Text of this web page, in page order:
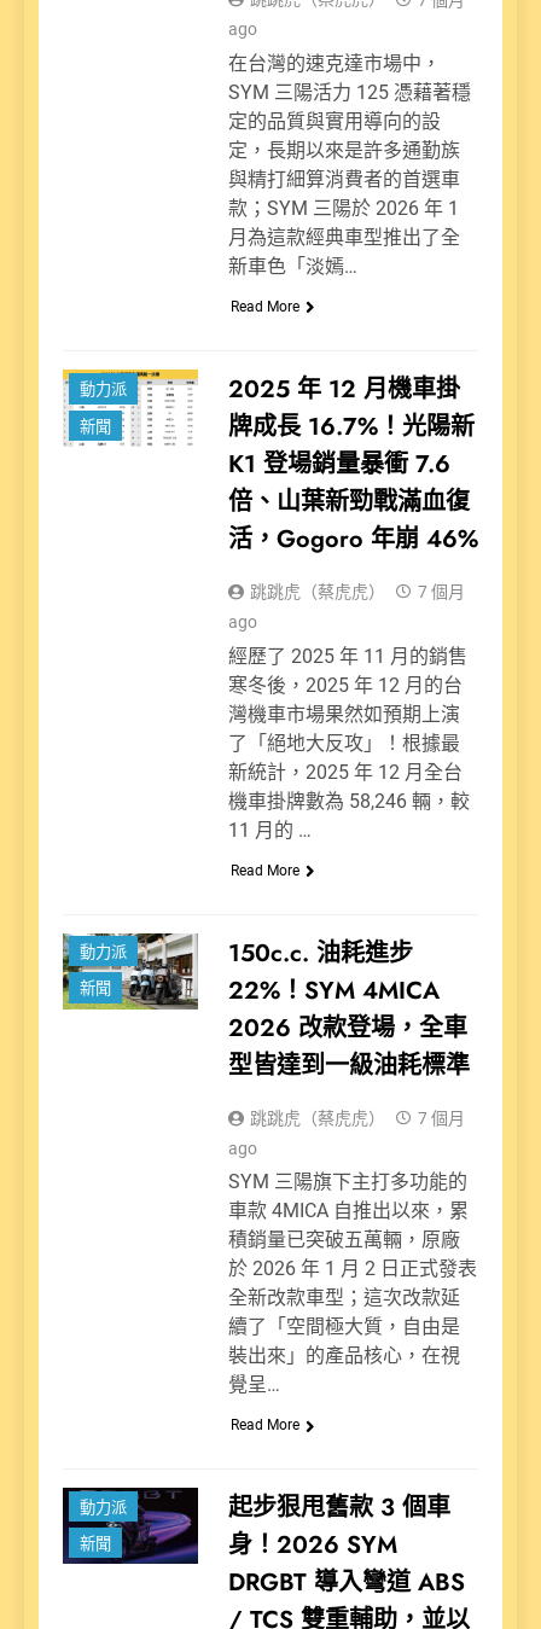
ago
在台灣的速克達市場中，
SYM 三陽活力 125 憑藉著穩
定的品質與實用導向的設
定，長期以來是許多通勤族
與精打細算消費者的首選車
款；SYM 三陽於 2026 年 1
月為這款經典車型推出了全
新車色「淡嫣…
Read More
動力派
新聞
2025 年 12 月機車掛
牌成長 16.7%！光陽新
K1 登場銷量暴衝 7.6
倍、山葉新勁戰滿血復
活，Gogoro 年崩 46%
跳跳虎（蔡虎虎）
7 個月
ago
經歷了 2025 年 11 月的銷售
寒冬後，2025 年 12 月的台
灣機車市場果然如預期上演
了「絕地大反攻」！根據最
新統計，2025 年 12 月全台
機車掛牌數為 58,246 輛，較
11 月的 …
Read More
動力派
新聞
150c.c. 油耗進步
22%！SYM 4MICA
2026 改款登場，全車
型皆達到一級油耗標準
跳跳虎（蔡虎虎）
7 個月
ago
SYM 三陽旗下主打多功能的
車款 4MICA 自推出以來，累
積銷量已突破五萬輛，原廠
於 2026 年 1 月 2 日正式發表
全新改款車型；這次改款延
續了「空間極大質，自由是
裝出來」的產品核心，在視
覺呈…
Read More
動力派
新聞
起步狠甩舊款 3 個車
身！2026 SYM
DRGBT 導入彎道 ABS
/ TCS 雙重輔助，並以